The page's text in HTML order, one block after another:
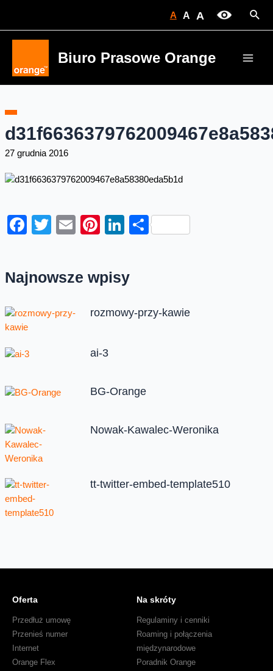
A A A
Biuro Prasowe Orange
27 grudnia 2016
Facebook
Twitter
EmailPinterest
LinkedIn
Share
Najnowsze wpisy
rozmowy-przy-kawie
ai-3
BG-Orange
Nowak-Kawalec-Weronika
tt-twitter-embed-template510
Oferta
Przedłuż umowę
Przenieś numer
Internet
Orange Flex
Na skróty
Regulaminy i cenniki
Roaming i połączenia
międzynarodowe
Poradnik Orange